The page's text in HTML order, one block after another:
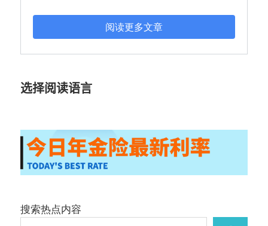
阅读更多文章
选择阅读语言
搜索热点内容